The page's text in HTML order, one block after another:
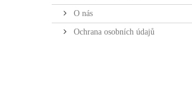
O nás
Ochrana osobních údajů